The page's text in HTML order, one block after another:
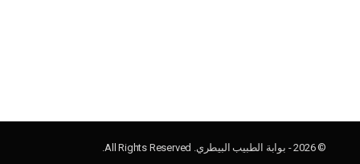
© 2026 - بوابة الطبيب البيطري. All Rights Reserved.